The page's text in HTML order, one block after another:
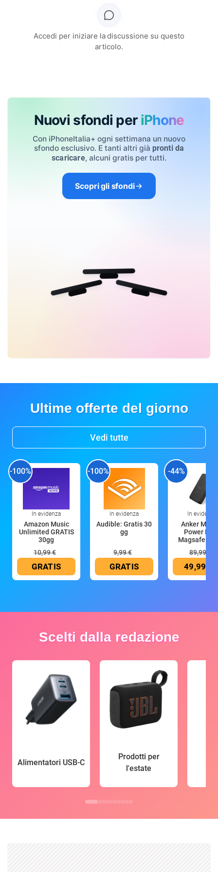
Accedi per iniziare la discussione su questo
articolo.
Nuovi sfondi per iPhone
Con iPhoneItalia+ ogni settimana un nuovo
sfondo esclusivo. E tanti altri già pronti da
scaricare, alcuni gratis per tutti.
Scopri gli sfondi
Ultime offerte del giorno
Vedi tutte
-100%
In evidenza
Amazon Music
Unlimited GRATIS
30gg
10,99 €
GRATIS
-100%
In evidenza
Audible: Gratis 30
gg
9,99 €
GRATIS
-44%
In evidenza
Anker
Power
Magsafe
89,99 €
49,99 €
Scelti dalla redazione
Alimentatori USB-C
Prodotti per
l'estate